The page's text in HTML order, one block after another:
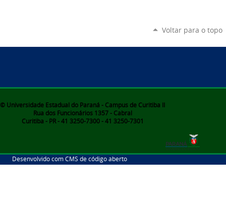
Voltar para o topo
© Universidade Estadual do Paraná - Campus de Curitiba II
Rua dos Funcionários 1357 - Cabral
Curitiba - PR - 41 3250-7300 - 41 3250-7301
Desenvolvido com CMS de código aberto